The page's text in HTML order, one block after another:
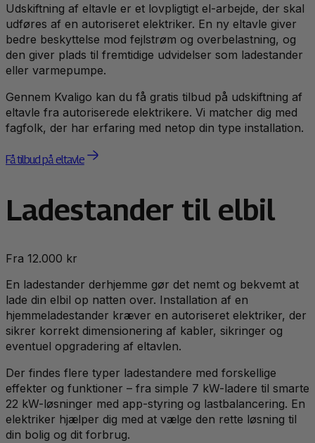
Udskiftning af eltavle er et lovpligtigt el-arbejde, der skal
udføres af en autoriseret elektriker. En ny eltavle giver
bedre beskyttelse mod fejlstrøm og overbelastning, og
den giver plads til fremtidige udvidelser som ladestander
eller varmepumpe.
Gennem Kvaligo kan du få gratis tilbud på udskiftning af
eltavle fra autoriserede elektrikere. Vi matcher dig med
fagfolk, der har erfaring med netop din type installation.
Få tilbud på eltavle
Ladestander til elbil
Fra 12.000 kr
En ladestander derhjemme gør det nemt og bekvemt at
lade din elbil op natten over. Installation af en
hjemmeladestander kræver en autoriseret elektriker, der
sikrer korrekt dimensionering af kabler, sikringer og
eventuel opgradering af eltavlen.
Der findes flere typer ladestandere med forskellige
effekter og funktioner – fra simple 7 kW-ladere til smarte
22 kW-løsninger med app-styring og lastbalancering. En
elektriker hjælper dig med at vælge den rette løsning til
din bolig og dit forbrug.